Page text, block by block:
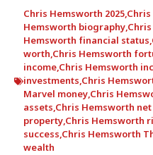
Chris Hemsworth 2025,
Hemsworth biography,
Hemsworth financial status,
worth,Chris Hemsworth
income,Chris Hemsworth
investments,Chris
Marvel money,Chris
assets,Chris Hemsworth
property,Chris Hemsworth
success,Chris Hemsworth
wealth